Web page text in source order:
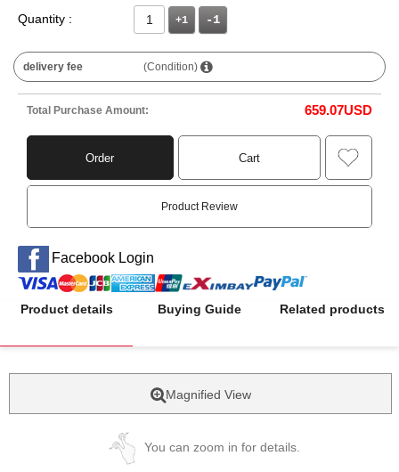
Quantity :
+1
delivery fee (Condition)
Total Purchase Amount: 659.07USD
Order Cart
Product Review
Facebook Login
Product details Buying Guide Related products
Magnified View
You can zoom in for details.